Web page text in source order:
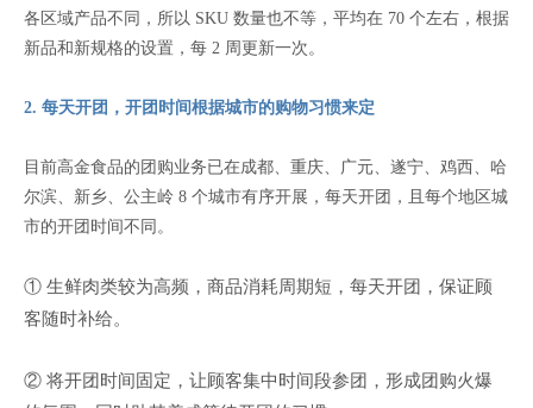
各区域产品不同，所以 SKU 数量也不等，平均在 70 个左右，根据
新品和新规格的设置，每 2 周更新一次。
2. 每天开团，开团时间根据城市的购物习惯来定
目前高金食品的团购业务已在成都、重庆、广元、遂宁、鸡西、哈
尔滨、新乡、公主岭 8 个城市有序开展，每天开团，且每个地区城
市的开团时间不同。
① 生鲜肉类较为高频，商品消耗周期短，每天开团，保证顾
客随时补给。
② 将开团时间固定，让顾客集中时间段参团，形成团购火爆